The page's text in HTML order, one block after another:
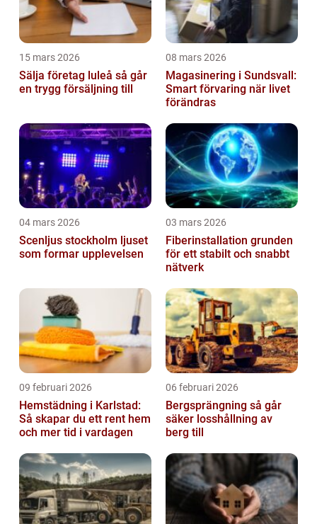
15 mars 2026
Sälja företag luleå så går
en trygg försäljning till
08 mars 2026
Magasinering i Sundsvall:
Smart förvaring när livet
förändras
04 mars 2026
Scenljus stockholm ljuset
som formar upplevelsen
03 mars 2026
Fiberinstallation grunden
för ett stabilt och snabbt
nätverk
09 februari 2026
Hemstädning i Karlstad:
Så skapar du ett rent hem
och mer tid i vardagen
06 februari 2026
Bergsprängning så går
säker losshållning av
berg till